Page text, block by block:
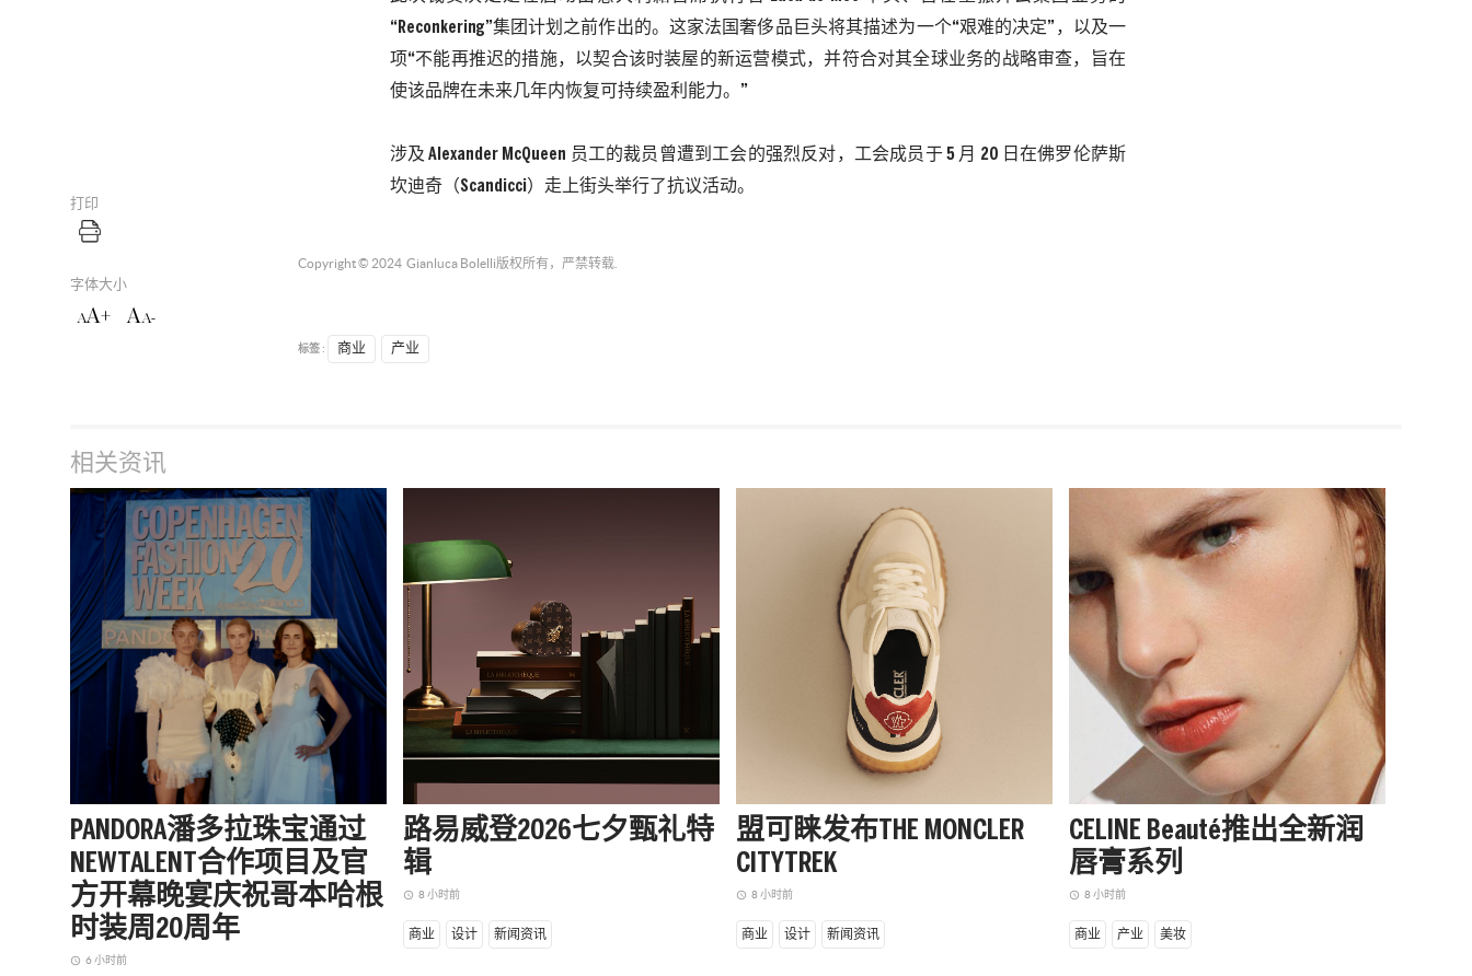
打印
字体大小
AA+ AA-
“Reconkering”集团计划之前作出的。这家法国奢侈品巨头将其描述为一个“艰难的决定”，以及一
项“不能再推迟的措施，以契合该时装屋的新运营模式，并符合对其全球业务的战略审查，旨在
使该品牌在未来几年内恢复可持续盈利能力。”
涉及 Alexander McQueen 员工的裁员曾遭到工会的强烈反对，工会成员于 5 月 20 日在佛罗伦萨斯
坎迪奇（Scandicci）走上街头举行了抗议活动。
Copyright © 2024 Gianluca Bolelli 版权所有，严禁转载.
标签 : 商业 产业
相关资讯
PANDORA潘多拉珠宝通过
NEWTALENT合作项目及官
方开幕晚宴庆祝哥本哈根
时装周20周年
access_time 6 小时前
路易威登2026七夕甄礼特
辑
access_time 8 小时前
商业 设计 新闻资讯
盟可睐发布THE MONCLER
CITYTREK
access_time 8 小时前
商业 设计 新闻资讯
CELINE Beauté推出全新润
唇膏系列
access_time 8 小时前
商业 产业 美妆